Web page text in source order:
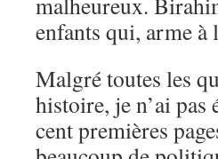
enfants qui, arme à
Malgré toutes les
histoire, je n’ai
cent premières